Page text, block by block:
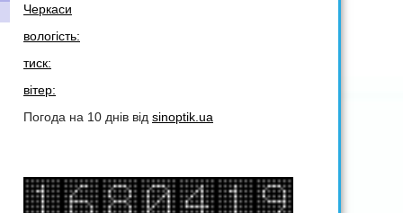
Черкаси
вологість:
тиск:
вітер:
Погода на 10 днів від sinoptik.ua